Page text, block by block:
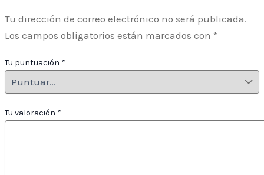
Tu dirección de correo electrónico no será publicada.
Los campos obligatorios están marcados con *
Tu puntuación *
Tu valoración *